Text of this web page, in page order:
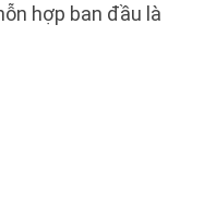
hợp ban đầu là